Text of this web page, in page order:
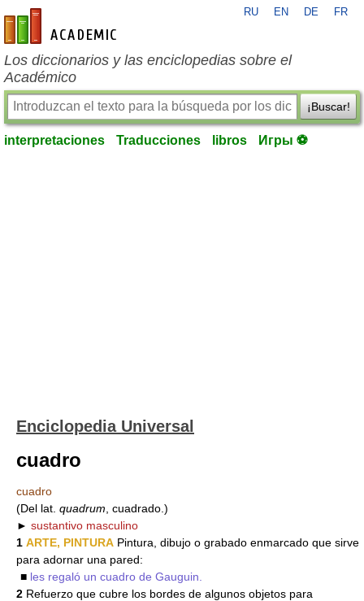
es-academic.com
RU EN DE FR
Los diccionarios y las enciclopedias sobre el
Académico
¡Buscar!
interpretaciones Traducciones libros Игры ⚽
Enciclopedia Universal
cuadro
cuadro
(Del lat. quadrum , cuadrado.)
► sustantivo masculino
1 ARTE, PINTURA Pintura, dibujo o grabado enmarcado que sirve
para adornar una pared:
■ les regaló un cuadro de Gauguin.
2 Refuerzo que cubre los bordes de algunos objetos para